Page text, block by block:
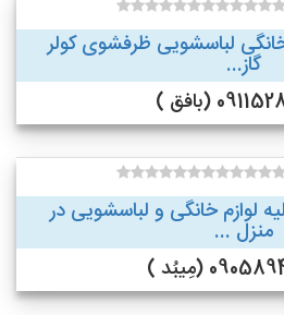
لباسشویی ظرفشوی کولر
گاز...
(بافق )
خانگی و لباسشویی در
منزل ...
(مِیبُد )